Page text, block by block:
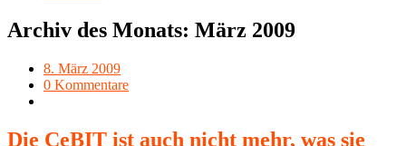
Archiv des Monats: März 2009
8. März 2009
0 Kommentare
Die CeBIT ist auch nicht mehr, was sie